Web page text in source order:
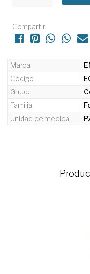
Compartir:
Marca
Código
Grupo
Familia
Unidad de medida